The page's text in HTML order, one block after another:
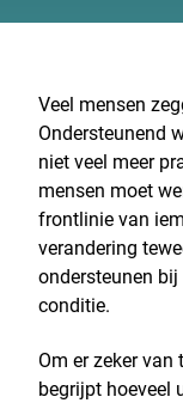
Veel mensen
Ondersteunend
niet veel meer
mensen moet
frontlinie van
verandering
ondersteunen
conditie.
Om er zeker
begrijpt hoeveel